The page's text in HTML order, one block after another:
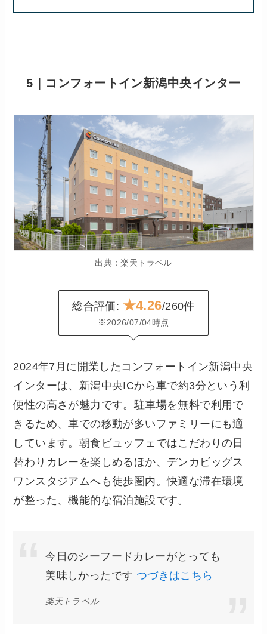
5｜コンフォートイン新潟中央インター
出典：楽天トラベル
総合評価: ★4.26/260件
※2026/07/04時点
2024年7月に開業したコンフォートイン新潟中央
インターは、新潟中央ICから車で約3分という利
便性の高さが魅力です。駐車場を無料で利用で
きるため、車での移動が多いファミリーにも適
しています。朝食ビュッフェではこだわりの日
替わりカレーを楽しめるほか、デンカビッグス
ワンスタジアムへも徒歩圏内。快適な滞在環境
が整った、機能的な宿泊施設です。
今日のシーフードカレーがとっても
美味しかったです つづきはこちら
楽天トラベル